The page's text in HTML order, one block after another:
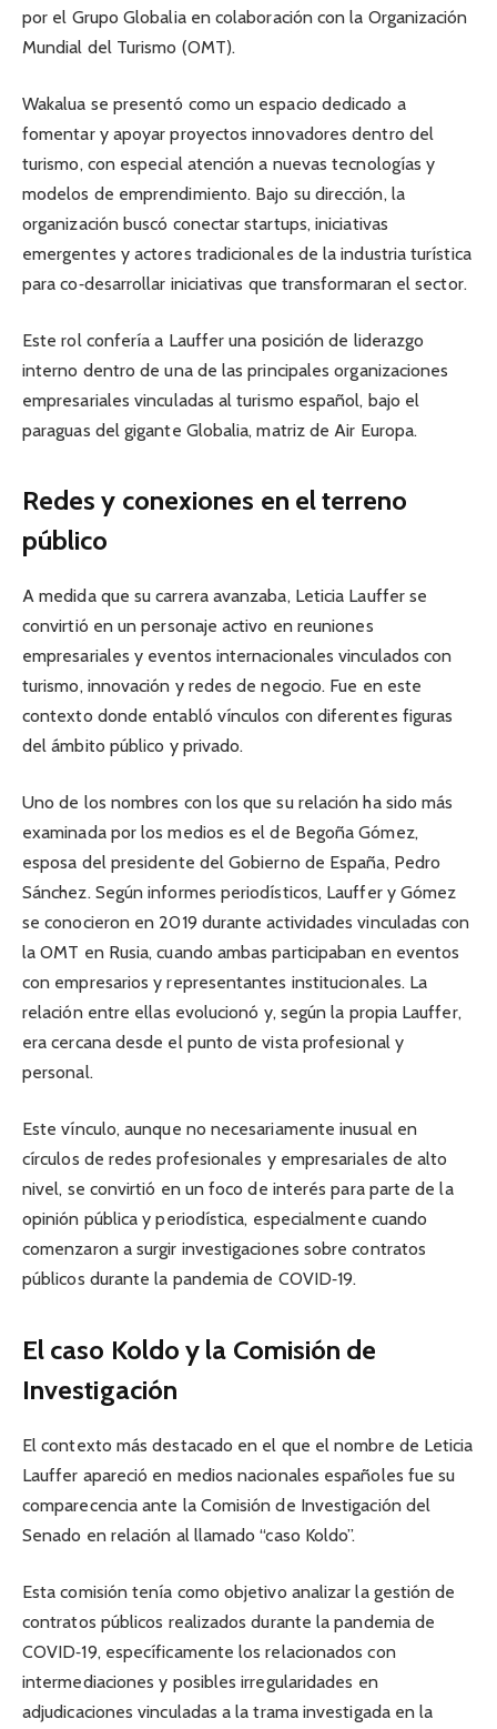
por el Grupo Globalia en colaboración con la Organización
Mundial del Turismo (OMT).
Wakalua se presentó como un espacio dedicado a
fomentar y apoyar proyectos innovadores dentro del
turismo, con especial atención a nuevas tecnologías y
modelos de emprendimiento. Bajo su dirección, la
organización buscó conectar startups, iniciativas
emergentes y actores tradicionales de la industria turística
para co‑desarrollar iniciativas que transformaran el sector.
Este rol confería a Lauffer una posición de liderazgo
interno dentro de una de las principales organizaciones
empresariales vinculadas al turismo español, bajo el
paraguas del gigante Globalia, matriz de Air Europa.
Redes y conexiones en el terreno
público
A medida que su carrera avanzaba, Leticia Lauffer se
convirtió en un personaje activo en reuniones
empresariales y eventos internacionales vinculados con
turismo, innovación y redes de negocio. Fue en este
contexto donde entabló vínculos con diferentes figuras
del ámbito público y privado.
Uno de los nombres con los que su relación ha sido más
examinada por los medios es el de Begoña Gómez,
esposa del presidente del Gobierno de España, Pedro
Sánchez. Según informes periodísticos, Lauffer y Gómez
se conocieron en 2019 durante actividades vinculadas con
la OMT en Rusia, cuando ambas participaban en eventos
con empresarios y representantes institucionales. La
relación entre ellas evolucionó y, según la propia Lauffer,
era cercana desde el punto de vista profesional y
personal.
Este vínculo, aunque no necesariamente inusual en
círculos de redes profesionales y empresariales de alto
nivel, se convirtió en un foco de interés para parte de la
opinión pública y periodística, especialmente cuando
comenzaron a surgir investigaciones sobre contratos
públicos durante la pandemia de COVID‑19.
El caso Koldo y la Comisión de
Investigación
El contexto más destacado en el que el nombre de Leticia
Lauffer apareció en medios nacionales españoles fue su
comparecencia ante la Comisión de Investigación del
Senado en relación al llamado “caso Koldo”.
Esta comisión tenía como objetivo analizar la gestión de
contratos públicos realizados durante la pandemia de
COVID‑19, específicamente los relacionados con
intermediaciones y posibles irregularidades en
adjudicaciones vinculadas a la trama investigada en la